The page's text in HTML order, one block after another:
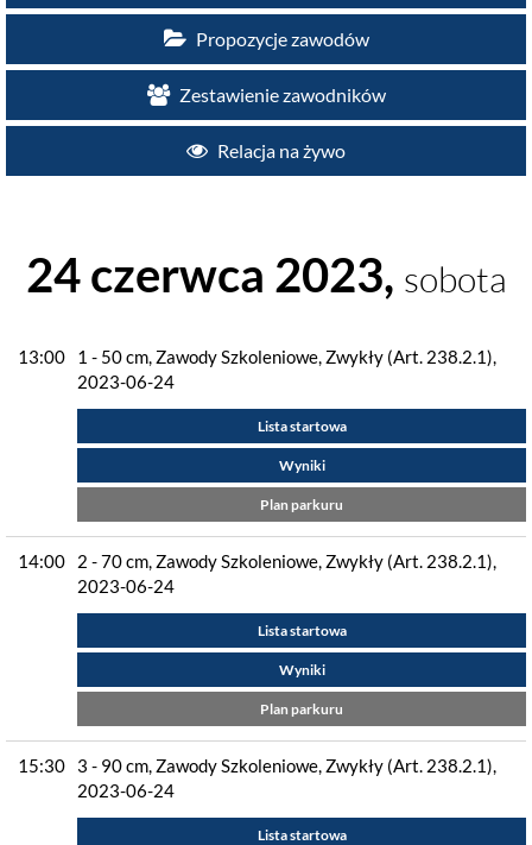
Propozycje zawodów
Zestawienie zawodników
Relacja na żywo
24 czerwca 2023, sobota
13:00
1 - 50 cm, Zawody Szkoleniowe, Zwykły (Art. 238.2.1),
2023-06-24
Lista startowa
Wyniki
Plan parkuru
14:00
2 - 70 cm, Zawody Szkoleniowe, Zwykły (Art. 238.2.1),
2023-06-24
Lista startowa
Wyniki
Plan parkuru
15:30
3 - 90 cm, Zawody Szkoleniowe, Zwykły (Art. 238.2.1),
2023-06-24
Lista startowa